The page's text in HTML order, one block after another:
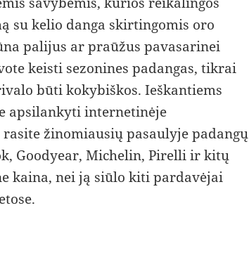
su kelio danga skirtingomis oro
palijus ar praūžus pavasarinei
keisti sezonines padangas, tikrai
būti kokybiškos. Ieškantiems
apsilankyti internetinėje
žinomiausių pasaulyje padangų
Goodyear, Michelin, Pirelli ir kitų
kaina, nei ją siūlo kiti pardavėjai